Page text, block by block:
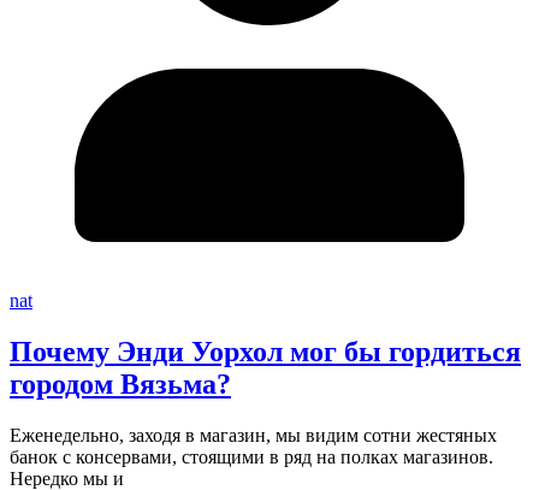
nat
Почему Энди Уорхол мог бы гордиться
городом Вязьма?
Еженедельно, заходя в магазин, мы видим сотни жестяных
банок с консервами, стоящими в ряд на полках магазинов.
Нередко мы и